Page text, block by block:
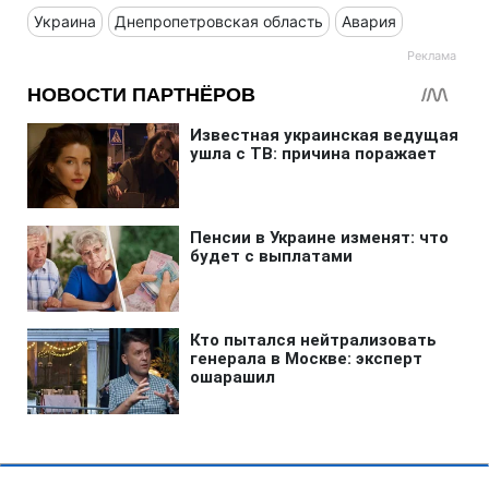
Украина Днепропетровская область Авария